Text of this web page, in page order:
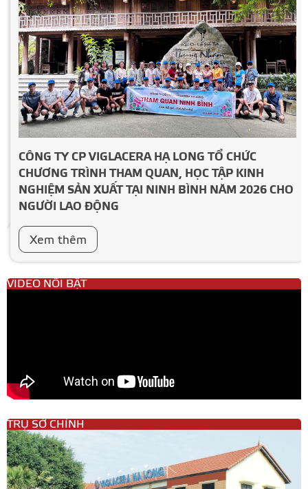
CÔNG TY CP VIGLACERA HẠ LONG TỔ CHỨC
CHƯƠNG TRÌNH THAM QUAN, HỌC TẬP KINH
NGHIỆM SẢN XUẤT TẠI NINH BÌNH NĂM 2026 CHO
NGƯỜI LAO ĐỘNG
Xem thêm
VIDEO NỔI BẬT
TRỤ SỞ CHÍNH